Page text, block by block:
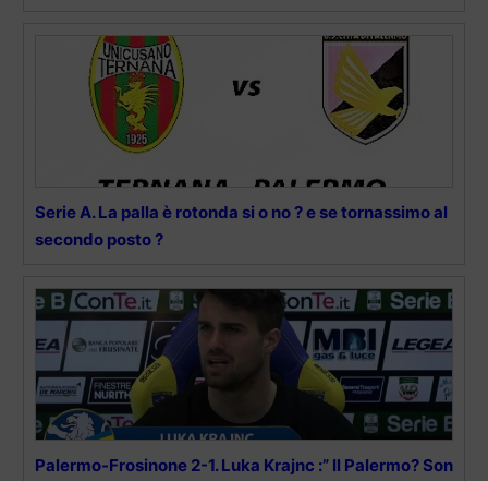
Serie A. La palla è rotonda si o no ? e se tornassimo al
secondo posto ?
Palermo-Frosinone 2-1. Luka Krajnc :” Il Palermo? Son